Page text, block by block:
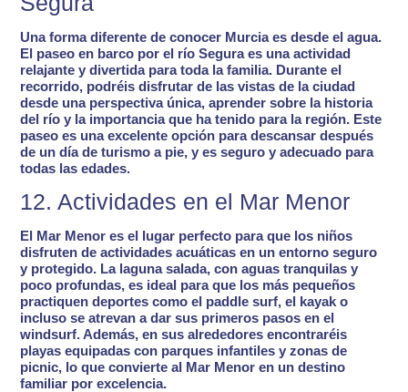
Una forma diferente de conocer Murcia es desde el agua.
El paseo en barco por el río Segura es unaactividad
relajante y divertida para toda la familia. Durante el
recorrido, podréis disfrutar de las vistas de la ciudad
desde una perspectiva única, aprender sobre la historia
del río y la importancia que ha tenido para la región. Este
paseo es una excelenteopción para descansar después
de un día de turismo a pie, y es seguro y adecuado para
todas las edades.
12. Actividades en el Mar Menor
El Mar Menor es el lugar perfecto para que los niños
disfruten deactividades acuáticas en un entorno seguro
y protegido. La laguna salada, con aguas tranquilas y
poco profundas, es ideal para que los más pequeños
practiquen deportes como el paddle surf, el kayak o
incluso se atrevan a dar sus primeros pasos en el
windsurf. Además, en sus alrededores encontraréis
playas equipadas con parques infantiles y zonas de
picnic, lo que convierte al Mar Menor en un destino
familiar por excelencia.